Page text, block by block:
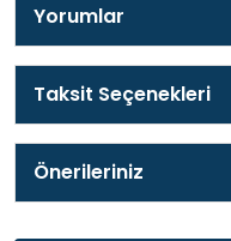
Yorumlar
Taksit Seçenekleri
Önerileriniz